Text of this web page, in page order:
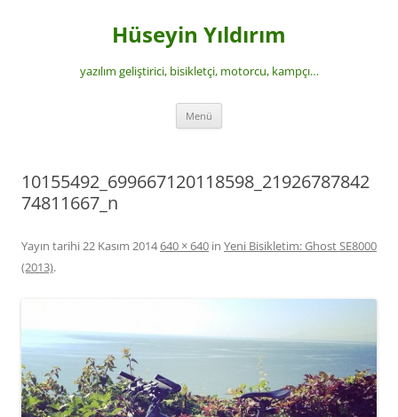
Hüseyin Yıldırım
yazılım geliştirici, bisikletçi, motorcu, kampçı…
Menü
10155492_699667120118598_21926787842
74811667_n
Yayın tarihi22 Kasım 2014640 × 640 in Yeni Bisikletim: Ghost SE8000
(2013).